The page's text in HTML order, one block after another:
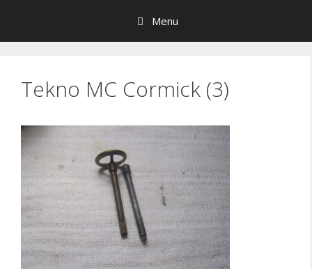
indhold
Menu
Tekno MC Cormick (3)